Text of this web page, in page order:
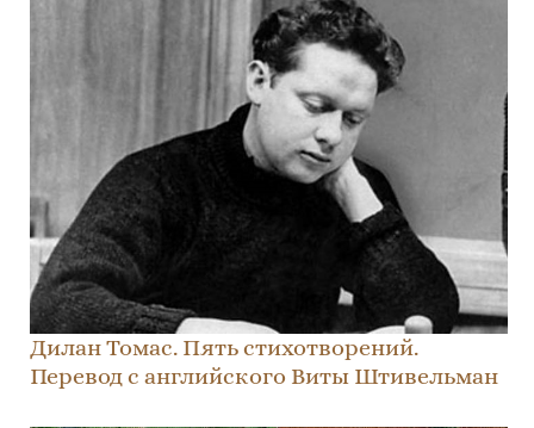
Дилан Томас. Пять стихотворений.
Перевод с английского Виты Штивельман